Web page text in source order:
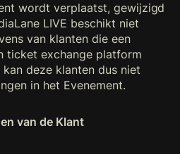
wordt verplaatst, gewijzigd
LIVE beschikt niet
van klanten die een
ticket exchange platform
deze klanten dus niet
in het Evenement.
van de Klant